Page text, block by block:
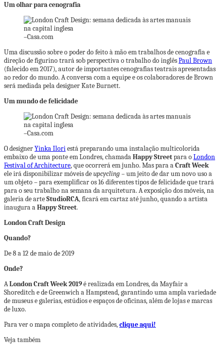
Um olhar para cenografia
–Casa.com
Uma discussão sobre o poder do feito à mão em trabalhos de cenografia e
direção de figurino trará sob perspectiva o trabalho do inglêsPaul Brown
(falecido em 2017), autor de importantes cenografias teatrais apresentadas
ao redor do mundo. A conversa com a equipe e os colaboradores de Brown
será mediada pela designer Kate Burnett.
Um mundo de felicidade
–Casa.com
O designerYinka Iloriestá preparando uma instalação multicolorida
embaixo de uma ponte em Londres, chamadaHappy Streetpara oLondon
Festival of Architecture, que ocorrerá em junho. Mas para aCraft Week
ele irá disponibilizar móveis deupcycling –um jeito de dar um novo uso a
um objeto– para exemplificar os 16 diferentes tipos de felicidade que trará
para o seu trabalho na semana da arquitetura. A exposição dos móveis, na
galeria de arteStudioRCA, ficará em cartaz até junho, quando a artista
inaugura aHappy Street.
London Craft Design
Quando?
De 8 a 12 de maio de 2019
Onde?
ALondon Craft Week 2019é realizada em Londres, da Mayfair a
Shoreditch e de Greenwich a Hampstead, garantindo uma ampla variedade
de museus e galerias, estúdios e espaços de oficinas, além de lojas e marcas
de luxo.
Para ver o mapa completo de atividades,clique aqui!
Veja também